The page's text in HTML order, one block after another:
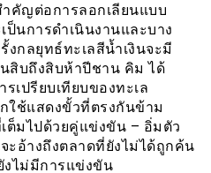
ำคัญต่อการลอกเลียนแบบ
ป็นการดำเนินงานและบาง
งกลยุทธ์ทะเลสีน้ำเงินจะมี
สิบถึงสิบห้าปีชาน คิม ได้
เปรียบเทียบของทะเล
ใช้แสดงขั้วที่ตรงกันข้าม
ต็มไปด้วยคู่แข่งขัน – อิ่มตัว
ะอ้างถึงตลาดที่ยังไม่ได้ถูกค้น
งไม่มีการแข่งขัน